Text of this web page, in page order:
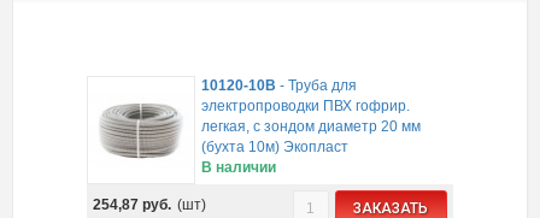
10120-10B -Труба для
электропроводки ПВХ гофрир.
легкая, с зондом диаметр 20 мм
(бухта 10м) Экопласт
В наличии
254,87руб. (шт) ЗАКАЗАТЬ